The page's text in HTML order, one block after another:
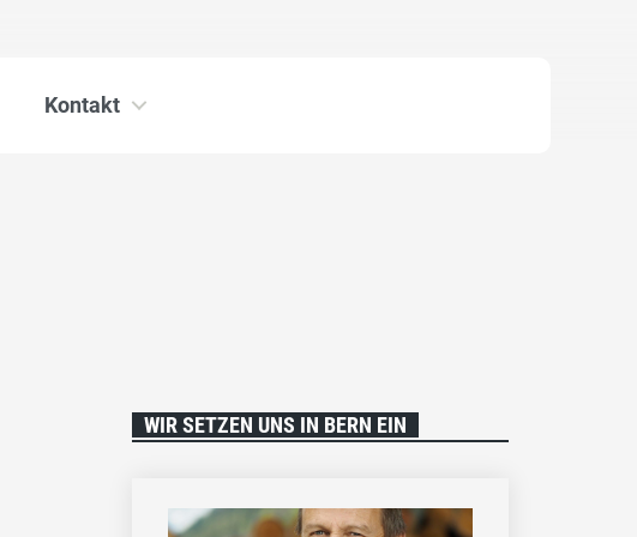
Kontakt
WIR SETZEN UNS IN BERN EIN